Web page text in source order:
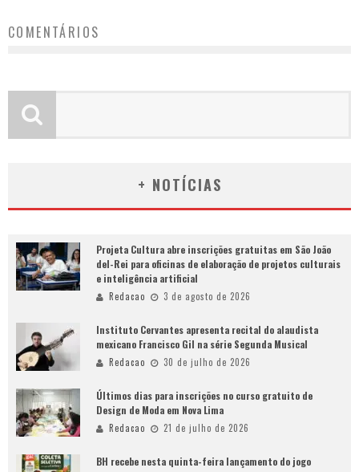
COMENTÁRIOS
+ NOTÍCIAS
Projeta Cultura abre inscrições gratuitas em São João
del-Rei para oficinas de elaboração de projetos culturais
e inteligência artificial
Redacao 3 de agosto de 2026
Instituto Cervantes apresenta recital do alaudista
mexicano Francisco Gil na série Segunda Musical
Redacao 30 de julho de 2026
Últimos dias para inscrições no curso gratuito de
Design de Moda em Nova Lima
Redacao 21 de julho de 2026
BH recebe nesta quinta-feira lançamento do jogo